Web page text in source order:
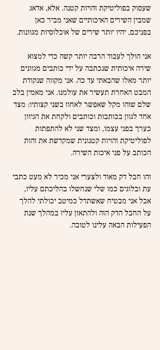
שעסוק בפוליטיקת זהויות קטנה. אלא, אדאג
שמבין השירים האיכותיים שאני מביר כאן
בפניכם, יהיו יותר שירים של אוכלוסיות מגוונות.
אני הולך לעבוד הרבה יותר קשה כדי למצוא
שירה איכותית שנכתבה על ידי כותבים מגוונים
יותר מאלו שהבאתי עד כה. אני מקווה שנקודת
המבט האחרת תעשיר את עולמנו. אני מאמין בלב
שלם שזהו מקל שאפשר לאחוז בשני קצותיו: מצד
אחד לגוון בכותבות וכותבים ולקחת את הגיוון
כערך בפני עצמו, ומצד שני לא להתפתות
לפוליטיקת זהויות קטנונית שמקדשת את זהות
הכותב על פני איכות השירה.
זהו חבל דק מאוד ולצערי אני מכיר לא מעט כתבי
עת ובלוגים כמו שלי שנחשלו בהליכתם עליו,
אבל אני מבטיח שאשתדל כמיטב יכולתי להלך
על החבל הדק הזה ולהתאזן עליו במהלך שנת
הפעילות הבאה עלינו לטובה.